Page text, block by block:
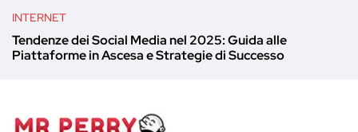
INTERNET
Tendenze dei Social Media nel 2025: Guida alle
Piattaforme in Ascesa e Strategie di Successo